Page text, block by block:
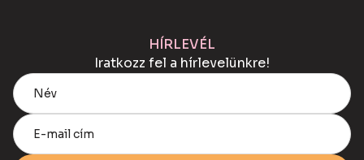
HÍRLEVÉL
Iratkozz fel a hírlevelünkre!